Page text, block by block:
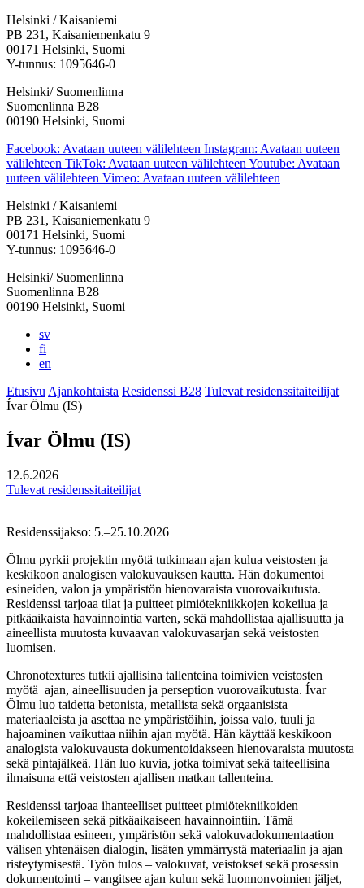
Helsinki / Kaisaniemi
PB 231, Kaisaniemenkatu 9
00171 Helsinki, Suomi
Y-tunnus: 1095646-0
Helsinki/ Suomenlinna
Suomenlinna B28
00190 Helsinki, Suomi
Facebook: Avataan uuteen välilehteen Instagram: Avataan uuteen
välilehteen TikTok: Avataan uuteen välilehteen Youtube: Avataan
uuteen välilehteen Vimeo: Avataan uuteen välilehteen
Helsinki / Kaisaniemi
PB 231, Kaisaniemenkatu 9
00171 Helsinki, Suomi
Y-tunnus: 1095646-0
Helsinki/ Suomenlinna
Suomenlinna B28
00190 Helsinki, Suomi
sv
fi
en
Etusivu Ajankohtaista Residenssi B28 Tulevat residenssitaiteilijat
Ívar Ölmu (IS)
Ívar Ölmu (IS)
12.6.2026
Tulevat residenssitaiteilijat
Residenssijakso: 5.–25.10.2026
Ölmu pyrkii projektin myötä tutkimaan ajan kulua veistosten ja
keskikoon analogisen valokuvauksen kautta. Hän dokumentoi
esineiden, valon ja ympäristön hienovaraista vuorovaikutusta.
Residenssi tarjoaa tilat ja puitteet pimiötekniikkojen kokeilua ja
pitkäaikaista havainnointia varten, sekä mahdollistaa ajallisuutta ja
aineellista muutosta kuvaavan valokuvasarjan sekä veistosten
luomisen.
Chronotextures tutkii ajallisina tallenteina toimivien veistosten
myötä ajan, aineellisuuden ja perseption vuorovaikutusta. Ívar
Ölmu luo taidetta betonista, metallista sekä orgaanisista
materiaaleista ja asettaa ne ympäristöihin, joissa valo, tuuli ja
hajoaminen vaikuttaa niihin ajan myötä. Hän käyttää keskikoon
analogista valokuvausta dokumentoidakseen hienovaraista muutosta
sekä pintajälkeä. Hän luo kuvia, jotka toimivat sekä taiteellisina
ilmaisuna että veistosten ajallisen matkan tallenteina.
Residenssi tarjoaa ihanteelliset puitteet pimiötekniikoiden
kokeilemiseen sekä pitkäaikaiseen havainnointiin. Tämä
mahdollistaa esineen, ympäristön sekä valokuvadokumentaation
välisen yhtenäisen dialogin, lisäten ymmärrystä materiaalin ja ajan
risteytymisestä. Työn tulos – valokuvat, veistokset sekä prosessin
dokumentointi – vangitsee ajan kulun sekä luonnonvoimien jäljet,